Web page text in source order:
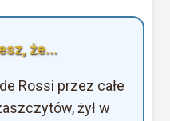
że...
Rossi przez całe
żył w